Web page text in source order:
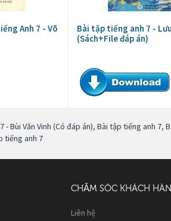
Anh 7 - Võ
Bài tập tiếng anh 7 -
(Sách+File đáp án)
- Bùi Văn Vinh (Có đáp án), Bài tập tiếng anh 7,
tiếng anh 7
CHĂM SÓC KHÁCH
Liên hệ